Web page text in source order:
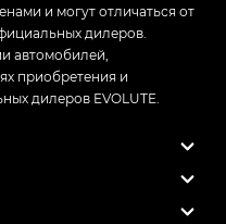
и могут отличаться от
дилеров.
автомобилей,
приобретения и
дилеров EVOLUTE.